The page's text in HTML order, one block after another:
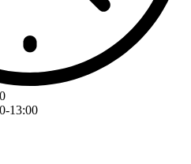
13:00